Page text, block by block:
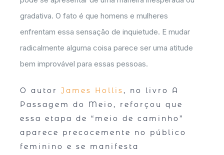
gradativa. O fato é que homens e mulheres
enfrentam essa sensação de inquietude. E mudar
radicalmente alguma coisa parece ser uma atitude
bem improvável para essas pessoas.
O autor James Hollis, no livro A
Passagem do Meio, reforçou que
essa etapa de “meio de caminho”
aparece precocemente no público
feminino e se manifesta